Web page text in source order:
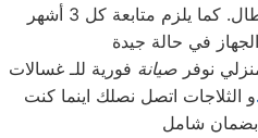
الجهاز، وإصلاح جميع الأعطال. كما يلزم متابعة كل 3 أشهر
في حالة جيدة
نوفر صيانة فورية للـ غسالات
و الثلاجات اتصل نصلك اينما كنت
بضمان شامل